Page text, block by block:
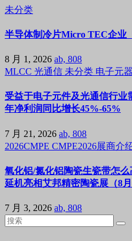
未分类
半导体制冷片Micro TEC企业
8 月 1, 2026 ab, 808
MLCC 光通信 未分类 电子元
受益于电子元件及光通信行业
年净利润同比增长45%-65%
7 月 21, 2026 ab, 808
2026CMPE CMPE2026展商介
氧化铝/氮化铝陶瓷生瓷带怎
延机亮相艾邦精密陶瓷展（8月
7 月 3, 2026 ab, 808